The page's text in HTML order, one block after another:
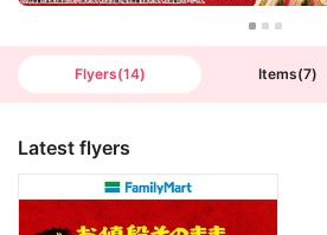
Flyers(14) Items(7)
Latest flyers